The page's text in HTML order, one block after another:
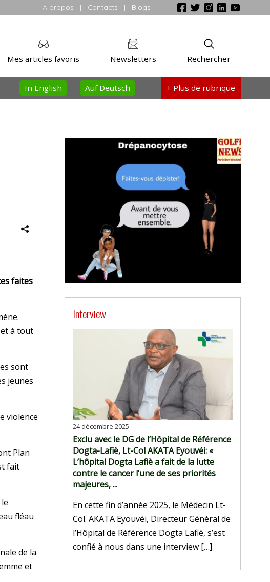
A propos | Contacts | Blogs
Rechercher
Newsletters
Mes articles favoris
+ Plus de rubrique
Auf Deutsch
In English
faites
et à tout
sont
jeunes
violence
Plan
fait
fléau
de la
et
Interview
24 décembre 2025
Exclu avec le DG de l’Hôpital de Référence
Dogta-Lafiè, Lt-Col AKATA Eyouvéi: «
L’hôpital Dogta Lafiè a fait de la lutte
contre le cancer l’une de ses priorités
majeures, ...
En cette fin d’année 2025, le Médecin Lt-
Col. AKATA Eyouvéi, Directeur Général de
l’Hôpital de Référence Dogta Lafiè, s’est
confié à nous dans une interview […]